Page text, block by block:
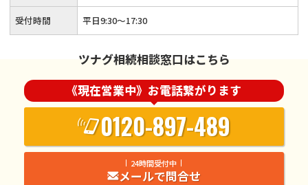
受付時間 平日9:30～17:30
ツナグ相続相談窓口はこちら
《現在営業中》お電話繋がります
0120-897-489
24時間受付中
メールで問合せ